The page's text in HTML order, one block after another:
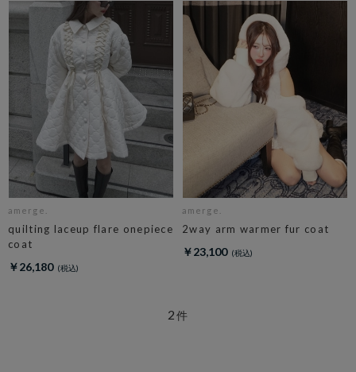
amerge.
quilting laceup flare onepiece
coat
￥26,180
amerge.
2way arm warmer fur coat
￥23,100
2件